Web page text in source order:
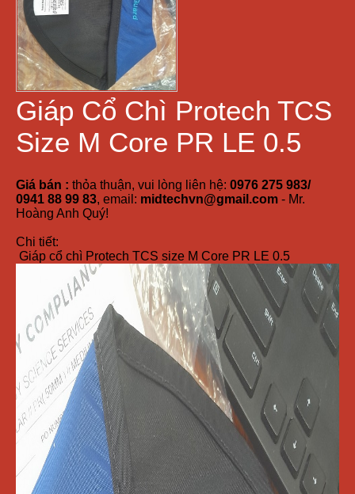
Giáp Cổ Chì Protech TCS
Size M Core PR LE 0.5
Giá bán : thỏa thuận, vui lòng liên hệ: 0976 275 983/
0941 88 99 83, email: midtechvn@gmail.com - Mr.
Hoàng Anh Quý!
Chi tiết:
Giáp cổ chì Protech TCS size M Core PR LE 0.5